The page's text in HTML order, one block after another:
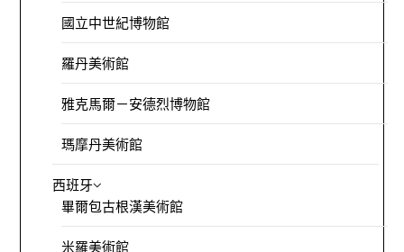
國立中世紀博物館
羅丹美術館
雅克馬爾－安德烈博物館
瑪摩丹美術館
西班牙
畢爾包古根漢美術館
米羅美術館